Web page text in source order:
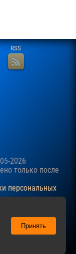
RSS
2026
только после
персональных
сайт,
файлов
Принять